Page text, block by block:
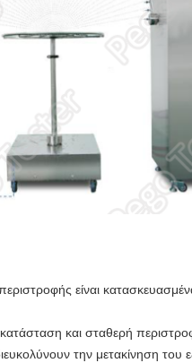
είναι
και σταθερή
την μετακίνηση του